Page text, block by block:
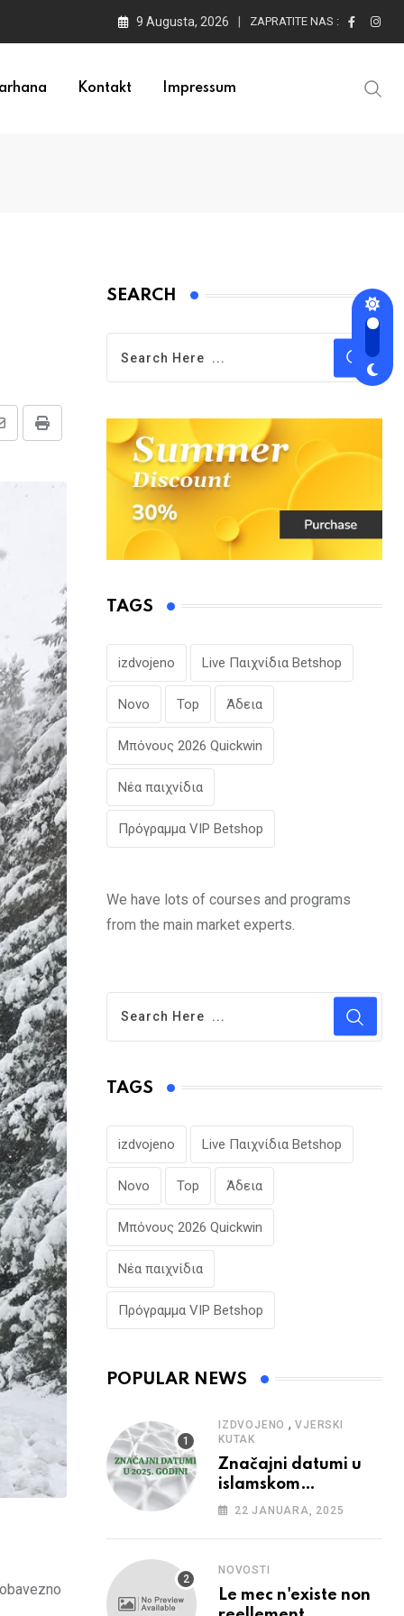
9 Augusta, 2026 ZAPRATITE NAS :
Kontakt Impressum
Print
Email
SEARCH
TAGS
izdvojeno Live Παιχνίδια Betshop
Novo Top Άδεια
Μπόνους 2026 Quickwin
Νέα παιχνίδια
Πρόγραμμα VIP Betshop
We have lots of courses and programs
from the main market experts.
TAGS
izdvojeno Live Παιχνίδια Betshop
Novo Top Άδεια
Μπόνους 2026 Quickwin
Νέα παιχνίδια
Πρόγραμμα VIP Betshop
POPULAR NEWS
IZDVOJENO ,VJERSKI
KUTAK
Značajni datumi u
islamskom
kalendaru u 2025.
22 JANUARA, 2025
NOVOSTI
Le mec n'existe non